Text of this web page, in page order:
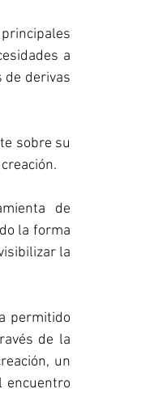
a
de derivas
sobre su
de
la forma
la
permitido
de la
un
encuentro